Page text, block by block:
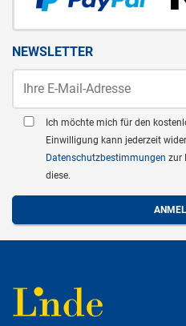
NEWSLETTER
Ich möchte mich für den
Einwilligung kann jederzeit
Datenschutzbestimmungen zur
diese.